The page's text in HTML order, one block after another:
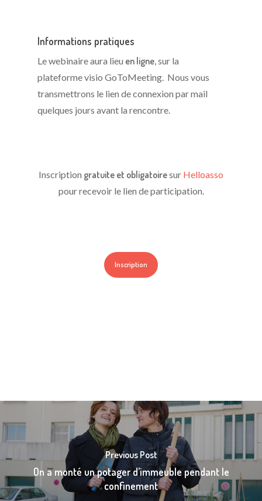
Informations pratiques
Le webinaire aura lieu en ligne, sur la
plateforme visio GoToMeeting. Nous vous
transmettrons le lien de connexion par mail
quelques jours avant la rencontre.
Inscription gratuite et obligatoiresur Helloasso
pour recevoir le lien de participation.
Inscription
Previous Post
On a monté un potager d’immeuble pendant le
confinement